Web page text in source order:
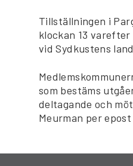
Tillställningen i
klockan 13
vid Sydkustens
som bestäms
deltagande och
Meurman per